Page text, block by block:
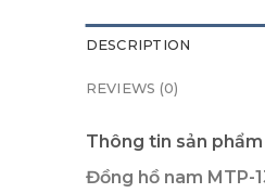
DESCRIPTION
REVIEWS (0)
Thông tin sản phẩm
Đồng hồ nam MTP-